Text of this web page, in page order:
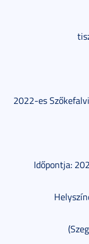
2022-es
Időpontja: